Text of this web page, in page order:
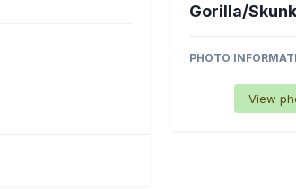
Gorilla/Skunk
PHOTO
View